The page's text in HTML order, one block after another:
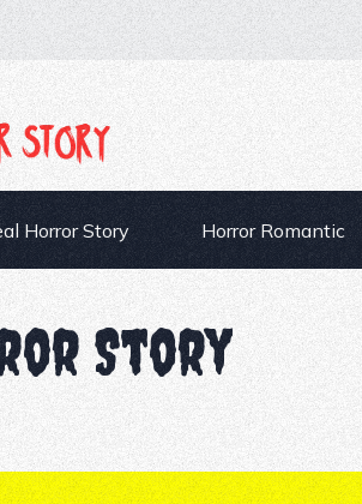
Horror Story Horror Romantic
Story